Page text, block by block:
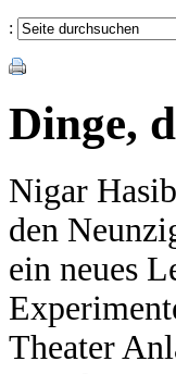
:
Dinge,
Nigar
den
ein neues
Theater